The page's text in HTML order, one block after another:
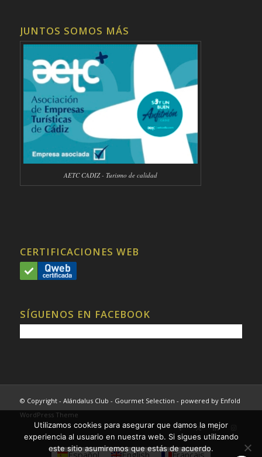
JUNTOS SOMOS MÁS
AETC CADIZ - Turismo de calidad
CERTIFICACIONES WEB
SÍGUENOS EN FACEBOOK
© Copyright - Alándalus Club - Gourmet Selection - powered by Enfold
WordPress Theme
Utilizamos cookies para asegurar que damos la mejor
experiencia al usuario en nuestra web. Si sigues utilizando
este sitio asumiremos que estás de acuerdo.